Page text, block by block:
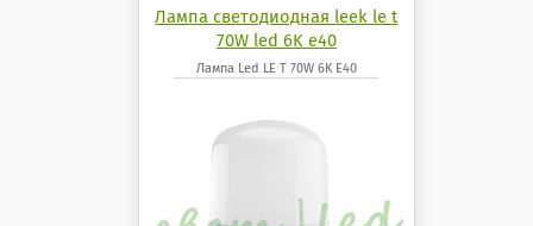
Лампа светодиодная leek le t
70W led 6K e40
Лампа Led LE T 70W 6K E40